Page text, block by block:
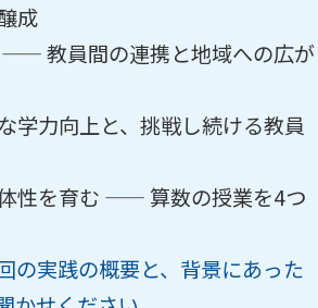
成
教員間の連携と地域への広が
学力向上と、挑戦し続ける教員
体性を育む —— 算数の授業を4つ
実践の概要と、背景にあった